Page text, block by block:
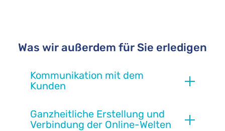
Was wir außerdem für Sie erledigen
Kommunikation mit dem
Kunden
Ganzheitliche Erstellung und
Verbindung der Online-Welten